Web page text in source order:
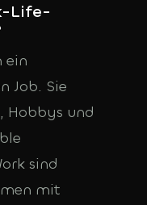
Life-
ein
Job. Sie
Hobbys und
sind
mit